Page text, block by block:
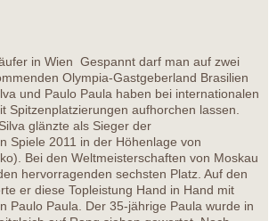
in Wien Gespannt darf man auf zwei
Olympia-Gastgeberland Brasilien
und Paulo Paula haben bei internationalen
Spitzenplatzierungen aufhorchen lassen.
glänzte als Sieger der
Spiele 2011 in der Höhenlage von
Bei den Weltmeisterschaften von Moskau
hervorragenden sechsten Platz. Auf den
er diese Topleistung Hand in Hand mit
Paulo Paula. Der 35-jährige Paula wurde in